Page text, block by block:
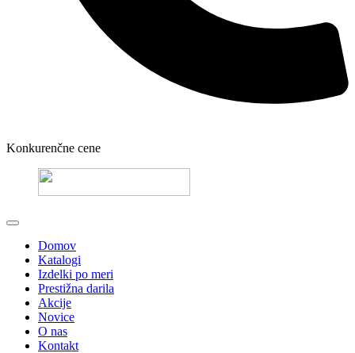
Konkurenčne cene
Domov
Katalogi
Izdelki po meri
Prestižna darila
Akcije
Novice
O nas
Kontakt